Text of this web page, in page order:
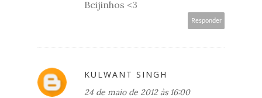
Beijinhos <3
Responder
KULWANT SINGH
24 de maio de 2012 às 16:00